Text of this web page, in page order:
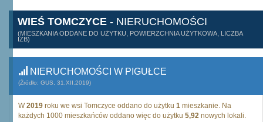
WIEŚ TOMCZYCE - NIERUCHOMOŚCI
(MIESZKANIA ODDANE DO UŻYTKU, POWIERZCHNIA UŻYTKOWA, LICZBA
IZB)
NIERUCHOMOŚCI W PIGUŁCE
(Źródło: GUS, 31.XII.2019)
W2019 roku we wsi Tomczyce oddano do użytku 1 mieszkanie. Na
każdych 1000 mieszkańców oddano więc do użytku 5,92 nowych lokali.